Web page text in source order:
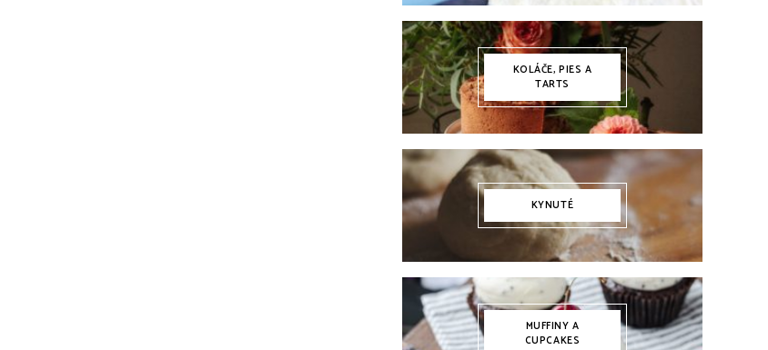
KOLÁČE, PIES A
TARTS
KYNUTÉ
MUFFINY A
CUPCAKES